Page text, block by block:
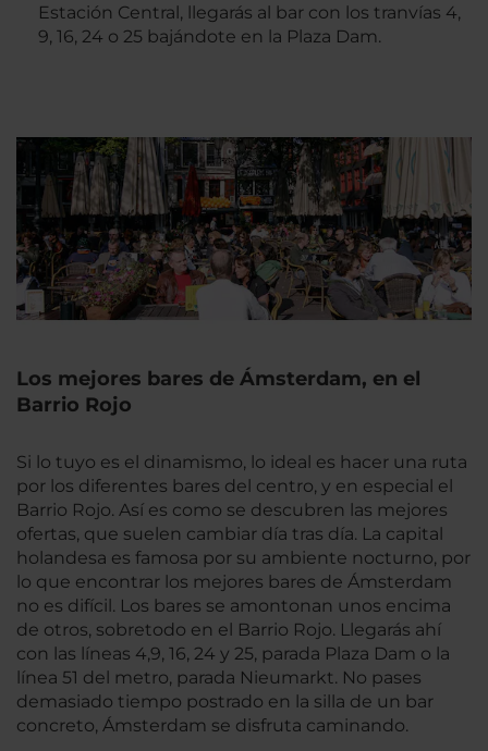
Estación Central, llegarás al bar con los tranvías 4,
9, 16, 24 o 25 bajándote en la Plaza Dam.
Los mejores bares de Ámsterdam, en el
Barrio Rojo
Si lo tuyo es el dinamismo, lo ideal es hacer una ruta
por los diferentes bares del centro, y en especial el
Barrio Rojo. Así es como se descubren las mejores
ofertas, que suelen cambiar día tras día. La capital
holandesa es famosa por su ambiente nocturno, por
lo que encontrar los mejores bares de Ámsterdam
no es difícil. Los bares se amontonan unos encima
de otros, sobretodo en el Barrio Rojo. Llegarás ahí
con las líneas 4,9, 16, 24 y 25, parada Plaza Dam o la
línea 51 del metro, parada Nieumarkt. No pases
demasiado tiempo postrado en la silla de un bar
concreto, Ámsterdam se disfruta caminando.